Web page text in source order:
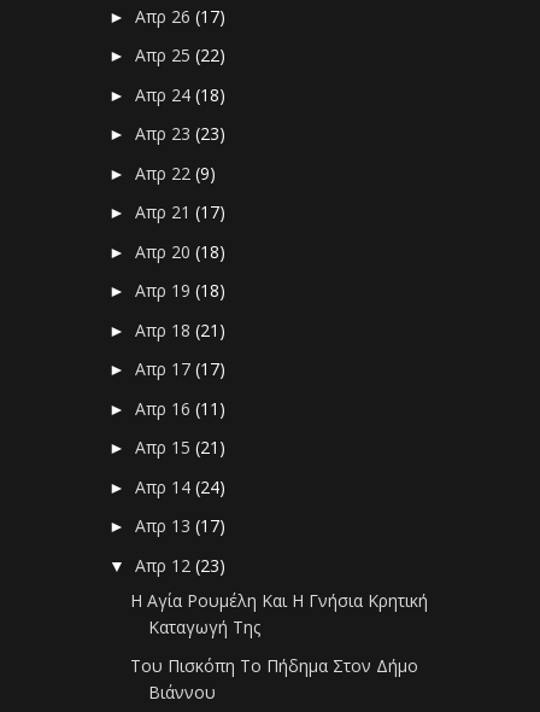
►Απρ 26(17)
►Απρ 25(22)
►Απρ 24(18)
►Απρ 23(23)
►Απρ 22(9)
►Απρ 21(17)
►Απρ 20(18)
►Απρ 19(18)
►Απρ 18(21)
►Απρ 17(17)
►Απρ 16(11)
►Απρ 15(21)
►Απρ 14(24)
►Απρ 13(17)
▼Απρ 12(23)
Η Αγία Ρουμέλη Και Η Γνήσια Κρητική
Καταγωγή Της
Του Πισκόπη Το Πήδημα Στον Δήμο
Βιάννου